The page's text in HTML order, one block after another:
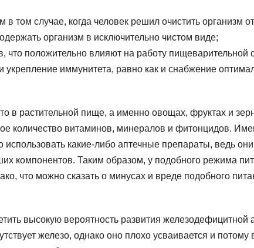
в том случае, когда человек решил очистить организм
организм в исключительно чистом виде;
что положительно влияют на работу пищеварительной
укрепление иммунитета, равно как и снабжение
в растительной пище, а именно овощах, фруктах и
количество витаминов, минералов и фитонцидов.
какие-либо аптечные препараты, ведь
компонентов. Таким образом, у подобного режима
что можно сказать о минусах и вреде подобного
высокую вероятность развития
железо, однако оно плохо усваивается и потому